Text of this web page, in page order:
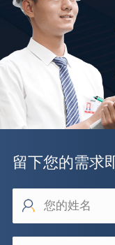
留下您的需求